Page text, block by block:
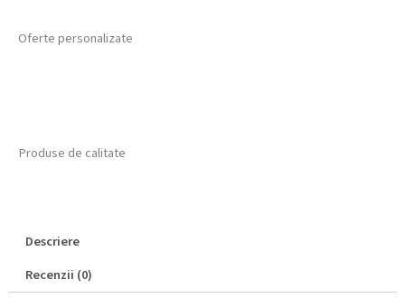
Oferte personalizate
Produse de calitate
Descriere
Recenzii (0)